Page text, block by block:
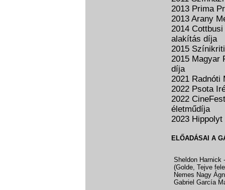
2013 Prima
2013 Arany
2014
alakítás díja
2015
2015 Magyar
díja
2021 Radnóti
2022 Psota
2022
életműdíja
2023
ELŐADÁSAI A
Sheldon
(Golde, Tejve
Nemes Nagy
Gabriel García